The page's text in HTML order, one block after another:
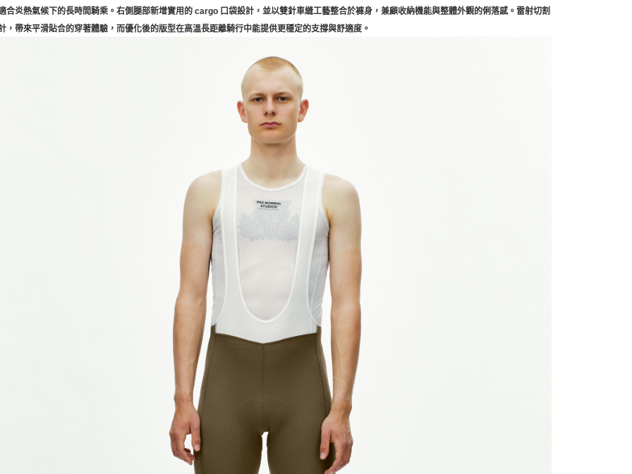
合炎熱氣候下的長時間騎乘。右側腿部新增實用的 cargo 口袋設計，並以雙針車縫工藝整合於褲身，兼顧收納機能與整體外觀的俐落感。雷射切割
，帶來平滑貼合的穿著體驗，而優化後的版型在高溫長距離騎行中能提供更穩定的支撐與舒適度。